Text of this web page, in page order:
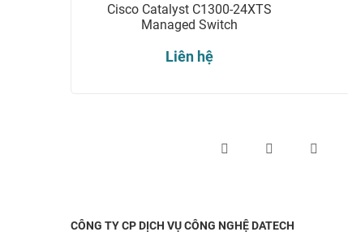
Cisco Catalyst C1300-24XTS
Managed Switch
Liên hệ
CÔNG TY CP DỊCH VỤ CÔNG NGHỆ DATECH